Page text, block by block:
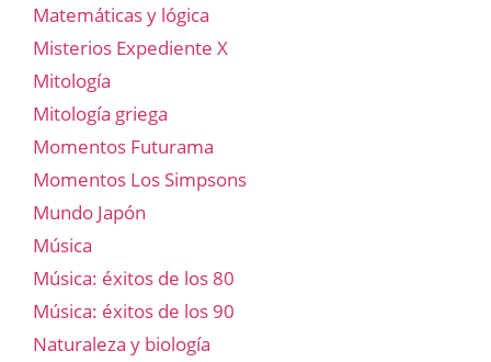
Matemáticas y lógica
Misterios Expediente X
Mitología
Mitología griega
Momentos Futurama
Momentos Los Simpsons
Mundo Japón
Música
Música: éxitos de los 80
Música: éxitos de los 90
Naturaleza y biología